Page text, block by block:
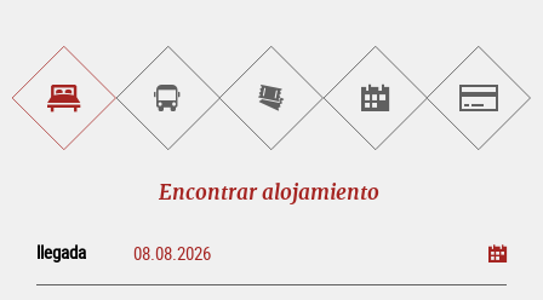
Encontrar
alojamiento
Reservar
visitas
guiadas
Comprar
entradas
en
Encontrar<br>
eventos
Encontrar alojamiento
llegada